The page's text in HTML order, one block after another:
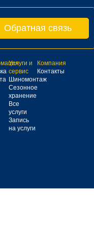
Обратная связь
Услуги и
сервис
Шиномонтаж
Сезонное
хранение
Все
услуги
Запись
на услуги
Компания
Контакты